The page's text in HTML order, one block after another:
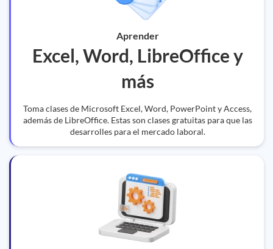
Aprender
Excel, Word, LibreOffice y
más
Toma clases de Microsoft Excel, Word, PowerPoint y Access,
además de LibreOffice. Estas son clases gratuitas para que las
desarrolles para el mercado laboral.